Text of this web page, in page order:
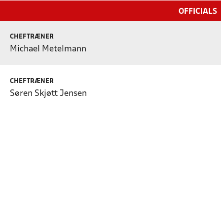
OFFICIALS
CHEFTRÆNER
Michael Metelmann
CHEFTRÆNER
Søren Skjøtt Jensen